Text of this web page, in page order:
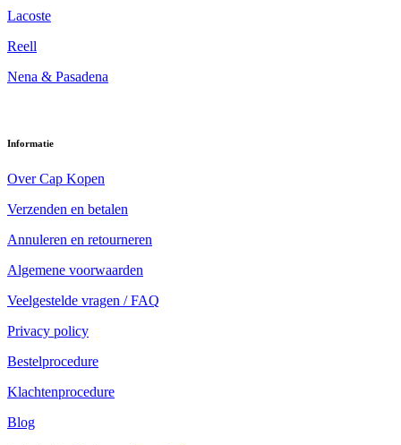
Lacoste
Reell
Nena & Pasadena
Informatie
Over Cap Kopen
Verzenden en betalen
Annuleren en retourneren
Algemene voorwaarden
Veelgestelde vragen / FAQ
Privacy policy
Bestelprocedure
Klachtenprocedure
Blog